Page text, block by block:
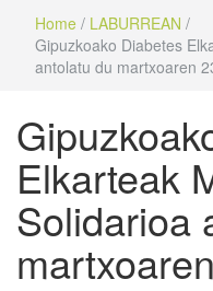
Home / LABURREAN /
Gipuzkoako Diabetes
antolatu du martxoaren
Elkarteak
Solidarioa